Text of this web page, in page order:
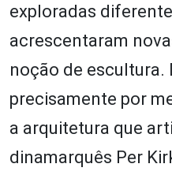
exploradas
acrescentaram
noção de escultura.
precisamente por
a arquitetura que
dinamarquês Per